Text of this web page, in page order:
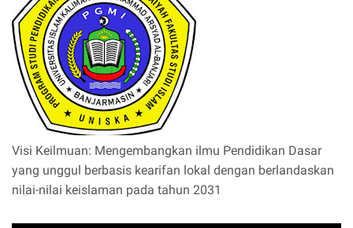
Visi Keilmuan: Mengembangkan ilmu Pendidikan Dasar
yang unggul berbasis kearifan lokal dengan berlandaskan
nilai-nilai keislaman pada tahun 2031